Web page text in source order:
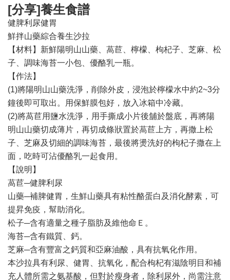
[分享]養生食譜
健脾利尿健胃
鮮拌山藥綜合養生沙拉
【材料】新鮮陽明山山藥、萵苣、檸檬、枸杞子、芝麻、松
子、調味海苔一小包、優酪乳一瓶。
【作法】
(1)將陽明山山藥洗淨，削除外皮，浸泡於檸檬水中約2~3分
鐘後即可取出。用保鮮膜包好，放入冰箱中冷藏。
(2)將萵苣用鹽水洗淨，用手撕成小片後舖於盤底，再將陽
明山山藥切成薄片，再切成條狀置於萵苣上方，再撒上松
子、芝麻及切細的調味海苔，最後將燙洗好的枸杞子撒在上
面，吃時可沾優酪乳一起食用。
【說明】
萵苣─健脾利尿
山藥─補脾健胃，生鮮山藥具有粘性酪蛋白及消化酵素，可
提昇免疫，幫助消化。
松子─含有適量之種子脂肪及維他命Ｅ。
海苔─含有鐵質、鈣。
芝麻─含有豐富之鈣質和亞麻油酸，具有抗氧化作用。
本沙拉具有利尿、健胃、抗氧化，配合枸杞有滋陰明目和補
充人體所需之氨基酸，但對於瘦身者，除利尿外，尚需注意